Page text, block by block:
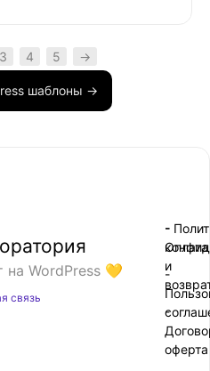
3 4 5 →
шаблоны →
на WordPress 💛
связь
-
-
-
Оплата
и
-
оферта